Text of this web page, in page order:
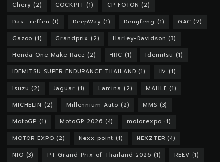
Chery (2) COCKPIT (1) CP FOTON (2)
Das Treffen (1) DeepWay (1) Dongfeng (1) GAC (2)
Gazoo (1) Grandprix (2) Harley-Davidson (3)
Honda One Make Race (2) HRC (1) Idemitsu (1)
IDEMITSU SUPER ENDURANCE THAILAND (1) IM (1)
Isuzu (2) Jaguar (1) Lamina (2) MAHLE (1)
MICHELIN (2) Millennium Auto (2) MMS (3)
MotoGP (1) MotoGP 2026 (4) motorexpo (1)
MOTOR EXPO (2) Nexx point (1) NEXZTER (4)
NIO (3) PT Grand Prix of Thailand 2026 (1) REEV (1)